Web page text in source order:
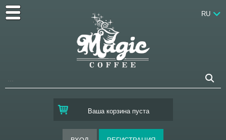
Ваша корзина пуста
RU